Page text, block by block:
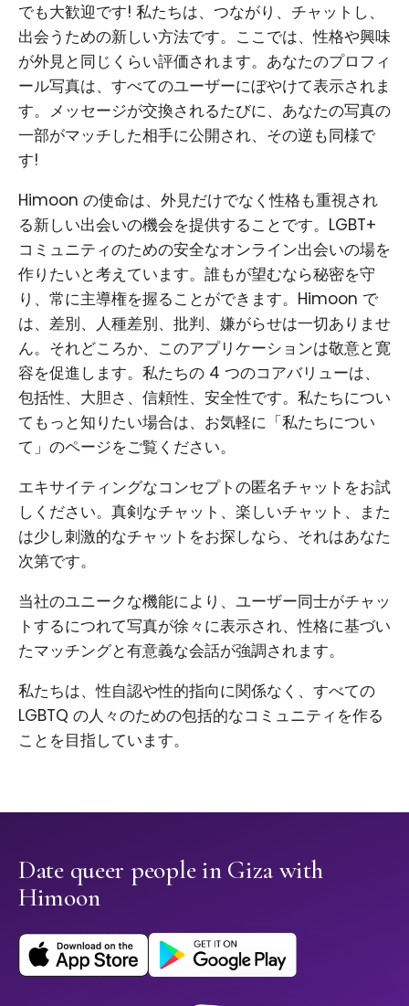
でも大歓迎です! 私たちは、つながり、チャットし、
出会うための新しい方法です。ここでは、性格や興味
が外見と同じくらい評価されます。あなたのプロフィ
ール写真は、すべてのユーザーにぼやけて表示されま
す。メッセージが交換されるたびに、あなたの写真の
一部がマッチした相手に公開され、その逆も同様で
す!
Himoon の使命は、外見だけでなく性格も重視され
る新しい出会いの機会を提供することです。LGBT+
コミュニティのための安全なオンライン出会いの場を
作りたいと考えています。誰もが望むなら秘密を守
り、常に主導権を握ることができます。Himoon で
は、差別、人種差別、批判、嫌がらせは一切ありませ
ん。それどころか、このアプリケーションは敬意と寛
容を促進します。私たちの 4 つのコアバリューは、
包括性、大胆さ、信頼性、安全性です。私たちについ
てもっと知りたい場合は、お気軽に「私たちについ
て」のページをご覧ください。
エキサイティングなコンセプトの匿名チャットをお試
しください。真剣なチャット、楽しいチャット、また
は少し刺激的なチャットをお探しなら、それはあなた
次第です。
当社のユニークな機能により、ユーザー同士がチャッ
トするにつれて写真が徐々に表示され、性格に基づい
たマッチングと有意義な会話が強調されます。
私たちは、性自認や性的指向に関係なく、すべての
LGBTQ の人々のための包括的なコミュニティを作る
ことを目指しています。
Date queer people in Giza with
Himoon